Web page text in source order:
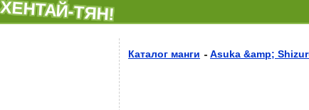
ХЕНТАЙ-ТЯН!
Каталог манги
Asuka &amp;